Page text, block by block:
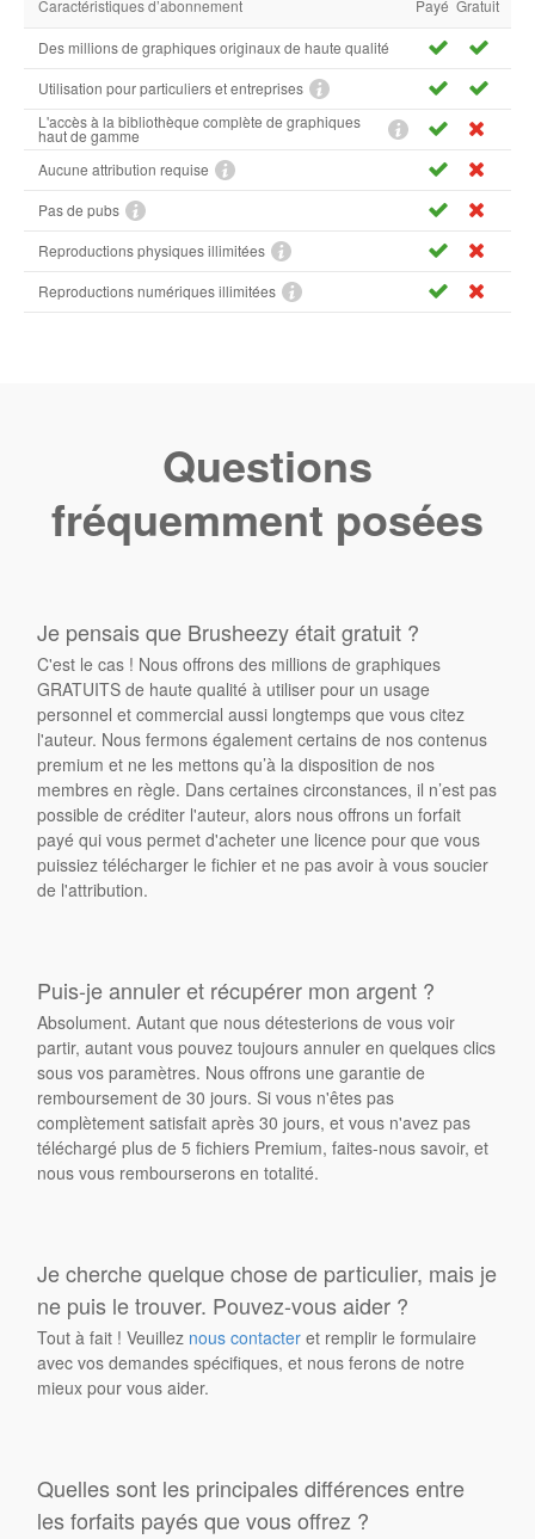
Caractéristiques d’abonnement Payé Gratuit
Des millions de graphiques originaux de haute qualité
Utilisation pour particuliers et entreprises
L'accès à la bibliothèque complète de graphiques
haut de gamme
Aucune attribution requise
Pas de pubs
Reproductions physiques illimitées
Reproductions numériques illimitées
Questions
fréquemment posées
Je pensais que Brusheezy était gratuit ?
C'est le cas ! Nous offrons des millions de graphiques
GRATUITS de haute qualité à utiliser pour un usage
personnel et commercial aussi longtemps que vous citez
l'auteur. Nous fermons également certains de nos contenus
premium et ne les mettons qu’à la disposition de nos
membres en règle. Dans certaines circonstances, il n’est pas
possible de créditer l'auteur, alors nous offrons un forfait
payé qui vous permet d'acheter une licence pour que vous
puissiez télécharger le fichier et ne pas avoir à vous soucier
de l'attribution.
Puis-je annuler et récupérer mon argent ?
Absolument. Autant que nous détesterions de vous voir
partir, autant vous pouvez toujours annuler en quelques clics
sous vos paramètres. Nous offrons une garantie de
remboursement de 30 jours. Si vous n'êtes pas
complètement satisfait après 30 jours, et vous n'avez pas
téléchargé plus de 5 fichiers Premium, faites-nous savoir, et
nous vous rembourserons en totalité.
Je cherche quelque chose de particulier, mais je
ne puis le trouver. Pouvez-vous aider ?
Tout à fait ! Veuillez nous contacter et remplir le formulaire
avec vos demandes spécifiques, et nous ferons de notre
mieux pour vous aider.
Quelles sont les principales différences entre
les forfaits payés que vous offrez ?